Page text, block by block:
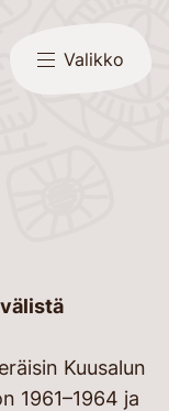
Valikko
Kuusalun
1961–1964 ja